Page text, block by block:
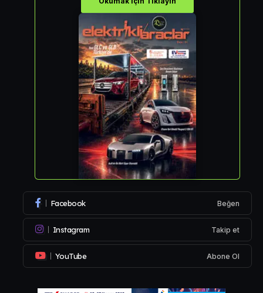
Facebook Beğen
Instagram Takip et
YouTube Abone Ol